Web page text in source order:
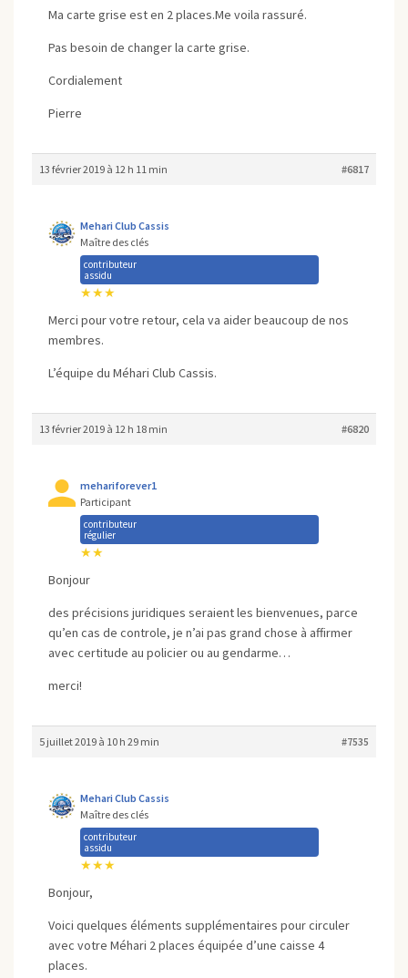
Ma carte grise est en 2 places.Me voila rassuré.
Pas besoin de changer la carte grise.
Cordialement
Pierre
13 février 2019 à 12 h 11 min #6817
Mehari Club Cassis
Maître des clés
contributeur
assidu
★★★
Merci pour votre retour, cela va aider beaucoup de nos
membres.
L’équipe du Méhari Club Cassis.
13 février 2019 à 12 h 18 min #6820
mehariforever1
Participant
contributeur
régulier
★★
Bonjour
des précisions juridiques seraient les bienvenues, parce
qu’en cas de controle, je n’ai pas grand chose à affirmer
avec certitude au policier ou au gendarme…
merci!
5 juillet 2019 à 10 h 29 min #7535
Mehari Club Cassis
Maître des clés
contributeur
assidu
★★★
Bonjour,
Voici quelques éléments supplémentaires pour circuler
avec votre Méhari 2 places équipée d’une caisse 4
places.